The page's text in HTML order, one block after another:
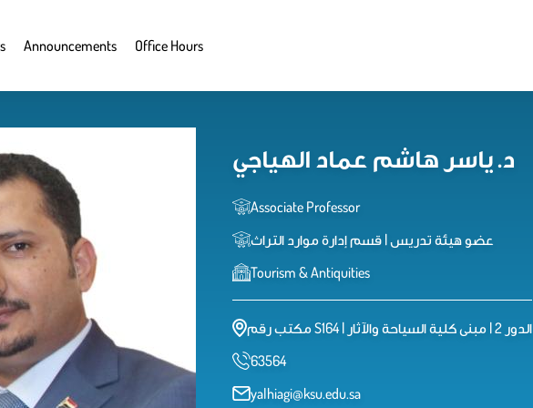
Announcements Office Hours
د. ياسر هاشم عماد الهياجي
Associate Professor
عضو هيئة تدريس | قسم إدارة موارد التراث
Tourism & Antiquities
مكتب رقم S164 | الدور 2 | مبنى كلية السياحة والآثار
63564
yalhiagi@ksu.edu.sa